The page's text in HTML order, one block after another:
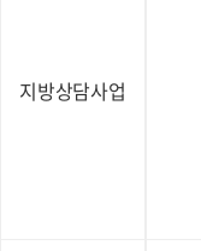
지방상담사업